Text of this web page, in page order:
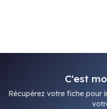
C'est
Récupérez votre fiche pour